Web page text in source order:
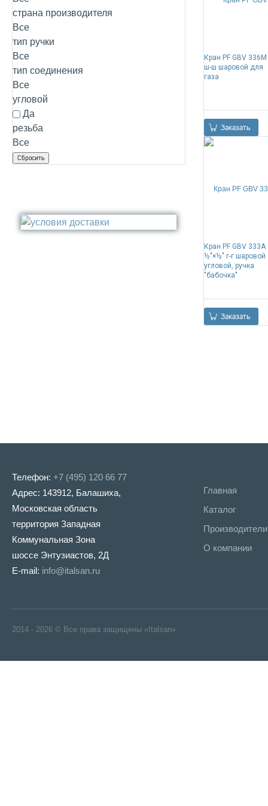
Стакан
Медь
Сталь
страна производителя
Все
тип ручки
Все
тип соединения
Все
угловой
Да
резьба
Все
Кран PF GBV
ш-ш шаровой для
газа
Заказать
Кран PF GBV 333A
½"×½" г-г шаровой
угловой, ручка
"бабочка"
Заказать
Телефон: +7 (495) 120 66 77
Адрес: 143912, Балашиха,
Московская область
территория Западная
Коммунальная Зона
шоссе Энтузиастов, 2Д
E-mail: info@italsan.ru
Главная
Каталог
Производители
О компании
2014 - 2026 © Все права защищены «Italsan»